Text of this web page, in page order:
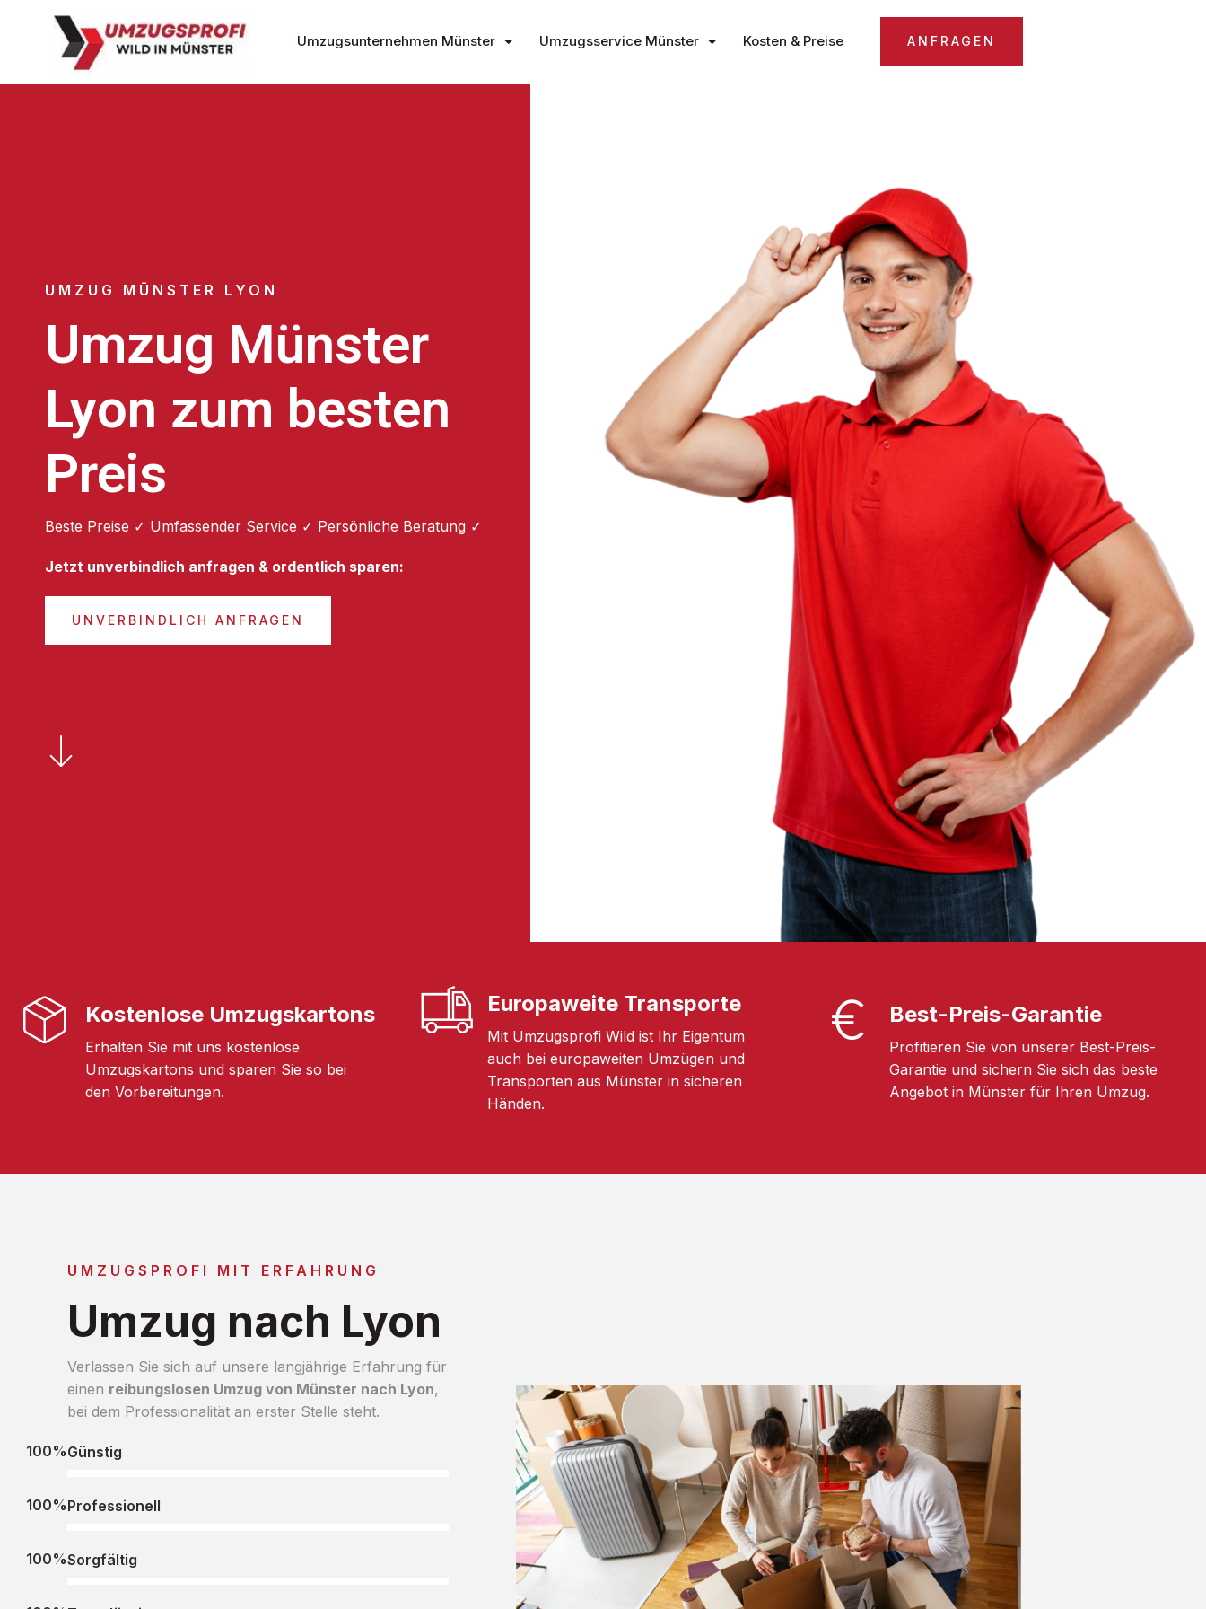
Umzugsunternehmen Münster Umzugsservice Münster Kosten & Preise ANFRAGEN
UMZUG MÜNSTER LYON
Umzug Münster
Lyon zum besten
Preis
Beste Preise ✓ Umfassender Service ✓ Persönliche Beratung ✓
Jetzt unverbindlich anfragen & ordentlich sparen:
UNVERBINDLICH ANFRAGEN
Kostenlose Umzugskartons
Erhalten Sie mit uns kostenlose
Umzugskartons und sparen Sie so bei
den Vorbereitungen.
Europaweite Transporte
Mit Umzugsprofi Wild ist Ihr Eigentum
auch bei europaweiten Umzügen und
Transporten aus Münster in sicheren
Händen.
Best-Preis-Garantie
Profitieren Sie von unserer Best-Preis-
Garantie und sichern Sie sich das beste
Angebot in Münster für Ihren Umzug.
UMZUGSPROFI MIT ERFAHRUNG
Umzug nach Lyon
Verlassen Sie sich auf unsere langjährige Erfahrung für
einen reibungslosen Umzug von Münster nach Lyon,
bei dem Professionalität an erster Stelle steht.
Günstig
100%
Professionell
100%
Sorgfältig
100%